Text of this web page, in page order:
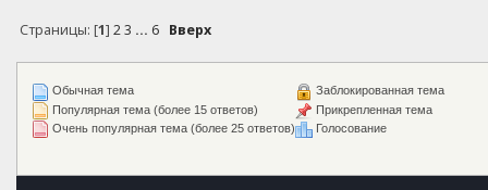
Страницы: [1] 2 3 ... 6 Вверх
Обычная тема
Популярная тема (более 15 ответов)
Очень популярная тема (более 25 ответов)
Заблокированная тема
Прикрепленная тема
Голосование